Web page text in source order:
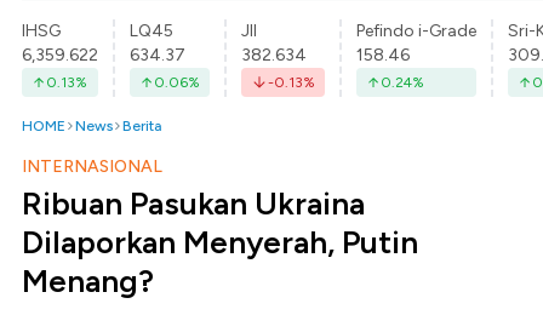
IHSG
6,359.622
0.13%
LQ45
634.37
0.06%
JII
382.634
-0.13%
Pefindo i-Grade
158.46
0.24%
Sri-
HOME News Berita
INTERNASIONAL
Ribuan Pasukan Ukraina
Dilaporkan Menyerah, Putin
Menang?